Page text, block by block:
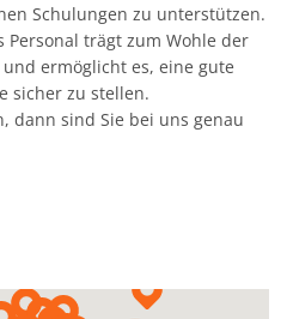
Schulungen zu unterstützen.
Personal trägt zum Wohle der
ermöglicht es, eine gute
sicher zu stellen.
dann sind Sie bei uns genau